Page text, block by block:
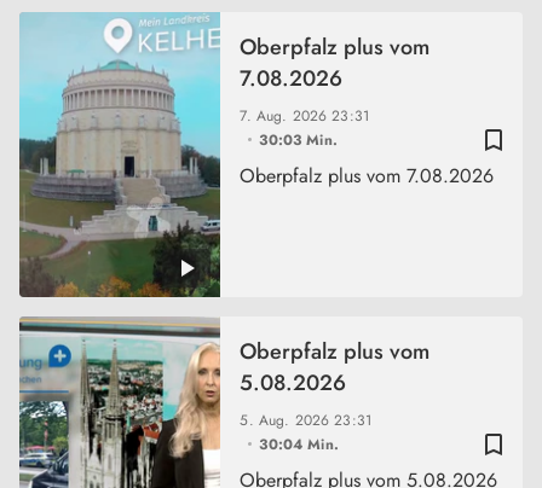
bookmark_border
7. Aug. 202623:31
30:03 Min.
Oberpfalz plus vom
7.08.2026
Oberpfalz plus vom 7.08.2026
bookmark_border
5. Aug. 202623:31
30:04 Min.
Oberpfalz plus vom
5.08.2026
Oberpfalz plus vom 5.08.2026